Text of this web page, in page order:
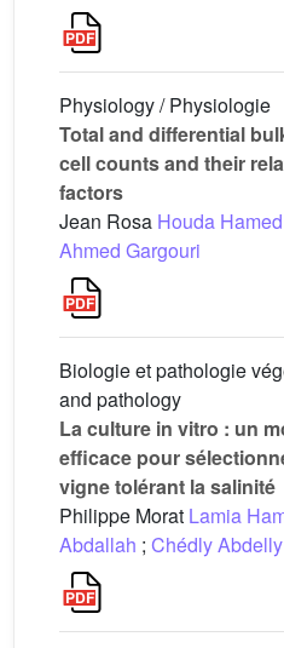
Physiology / Physiologie
Total and differential
cell counts and their
factors
Jean Rosa Houda Hamed
Ahmed Gargouri
Biologie et pathologie
and pathology
La culture in vitro : un
efficace pour
vigne tolérant la salinité
Philippe Morat Lamia
Abdallah ; Chédly Abdelly